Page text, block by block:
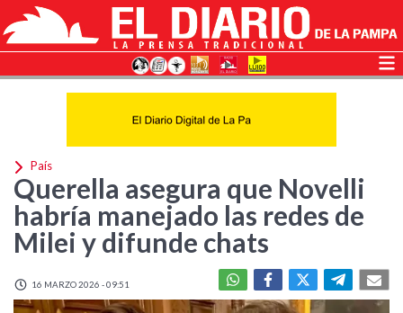
País
Querella asegura que Novelli
habría manejado las redes de
Milei y difunde chats
16 MARZO 2026 - 09:51